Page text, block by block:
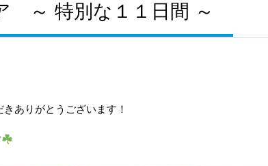
～ 特別な１１日間 ～
ありがとうございます！